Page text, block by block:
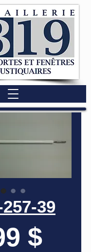
39
$Prix